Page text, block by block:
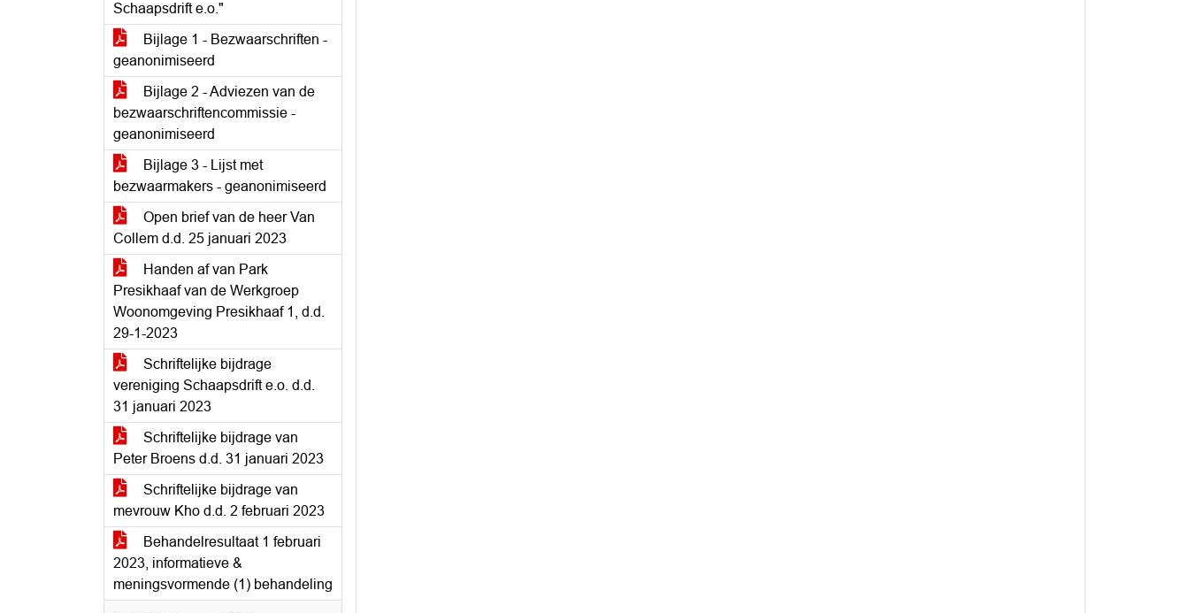
Schaapsdrift e.o."
Bijlage 1 - Bezwaarschriften -
geanonimiseerd
Bijlage 2 - Adviezen van de
bezwaarschriftencommissie -
geanonimiseerd
Bijlage 3 - Lijst met
bezwaarmakers - geanonimiseerd
Open brief van de heer Van
Collem d.d. 25 januari 2023
Handen af van Park
Presikhaaf van de Werkgroep
Woonomgeving Presikhaaf 1, d.d.
29-1-2023
Schriftelijke bijdrage
vereniging Schaapsdrift e.o. d.d.
31 januari 2023
Schriftelijke bijdrage van
Peter Broens d.d. 31 januari 2023
Schriftelijke bijdrage van
mevrouw Kho d.d. 2 februari 2023
Behandelresultaat 1 februari
2023, informatieve &
meningsvormende (1) behandeling